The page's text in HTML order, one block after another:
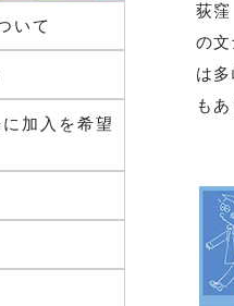
荻
の
は
も
いて
加入を希望